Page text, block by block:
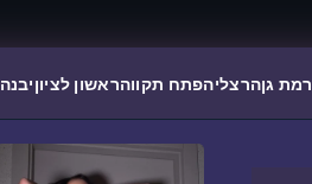
יבנהראשון לציוןפתח תקווההרצליהרמת גן